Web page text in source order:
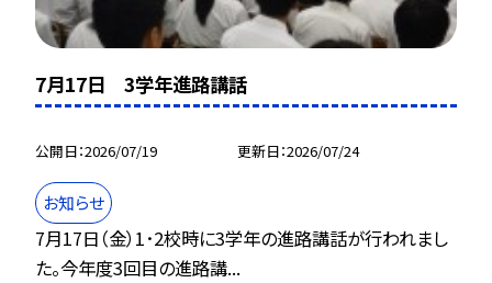
7月17日 3学年進路講話
公開日 2026/07/19 更新日 2026/07/24
お知らせ
7月17日（金）1･2校時に3学年の進路講話が行われまし
た。今年度3回目の進路講...